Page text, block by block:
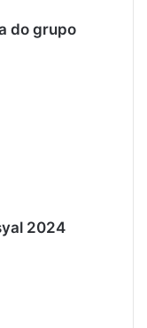
do grupo
2024